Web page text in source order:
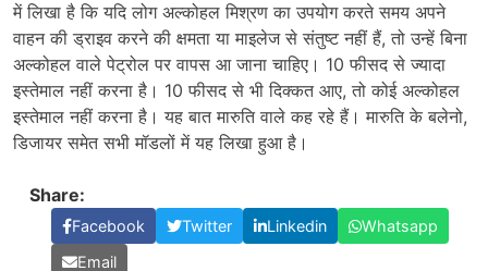
में लिखा है कि यदि लोग अल्कोहल मिश्रण का उपयोग करते समय अपने
वाहन की ड्राइव करने की क्षमता या माइलेज से संतुष्ट नहीं हैं, तो उन्हें बिना
अल्कोहल वाले पेट्रोल पर वापस आ जाना चाहिए। 10 फीसद से ज्यादा
इस्तेमाल नहीं करना है। 10 फीसद से भी दिक्कत आए, तो कोई अल्कोहल
इस्तेमाल नहीं करना है। यह बात मारुति वाले कह रहे हैं। मारुति के बलेनो,
डिजायर समेत सभी मॉडलों में यह लिखा हुआ है।
Share:
Facebook Twitter Linkedin
Whatsapp
Email